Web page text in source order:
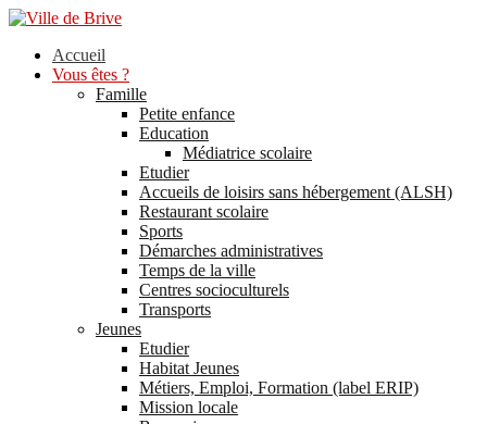
Accueil
Vous êtes ?
Famille
Petite enfance
Education
Médiatrice scolaire
Etudier
Accueils de loisirs sans hébergement (ALSH)
Restaurant scolaire
Sports
Démarches administratives
Temps de la ville
Centres socioculturels
Transports
Jeunes
Etudier
Habitat Jeunes
Métiers, Emploi, Formation (label ERIP)
Mission locale